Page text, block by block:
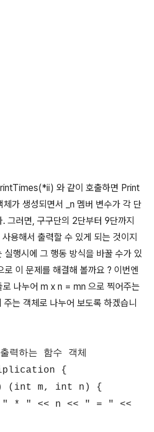
와 같이 호출하면 Print
가 생성되면서 _n 멤버 변수가 각 단
그러면, 구구단의 2단부터 9단까지
용해서 출력할 수 있게 되는 것이지
실행시에 그 행동 방식을 바꿀 수가 있
로 이 문제를 해결해 볼까요 ? 이번엔
나누어 m x n = mn 으로 찍어주는
는 객체로 나누어 보도록 하겠습니
하는 함수 객체
{
(int m, int n) {
* " << n << " = " <<